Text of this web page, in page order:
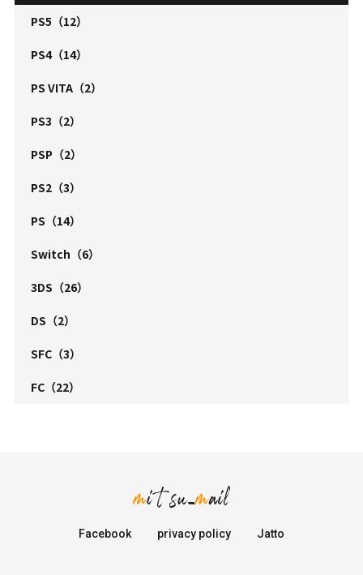
PS5 （12）
PS4（14）
PS VITA（2）
PS3 （2）
PSP （2）
PS2（3）
PS （14）
Switch （6）
3DS （26）
DS （2）
SFC（3）
FC（22）
Facebook privacy policy Jatto